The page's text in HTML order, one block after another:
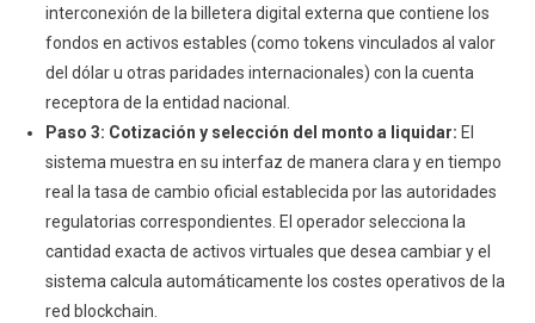
interconexión de la billetera digital externa que contiene los
fondos en activos estables (como tokens vinculados al valor
del dólar u otras paridades internacionales) con la cuenta
receptora de la entidad nacional.
Paso 3: Cotización y selección del monto a liquidar: El
sistema muestra en su interfaz de manera clara y en tiempo
real la tasa de cambio oficial establecida por las autoridades
regulatorias correspondientes. El operador selecciona la
cantidad exacta de activos virtuales que desea cambiar y el
sistema calcula automáticamente los costes operativos de la
red blockchain.